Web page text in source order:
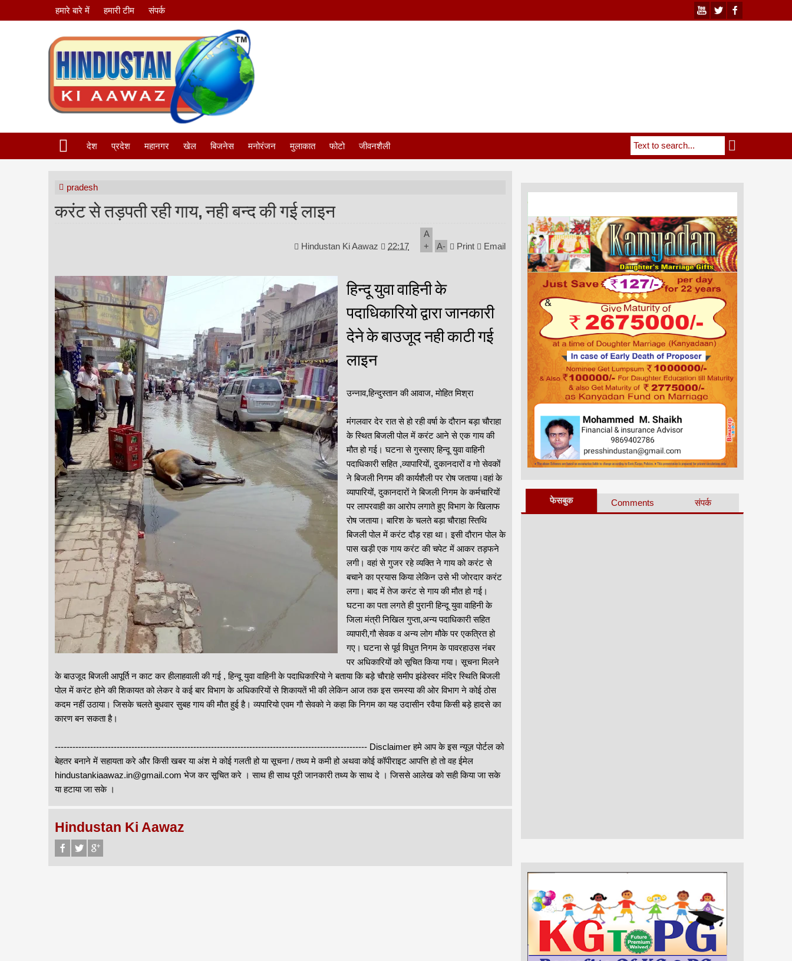
हमारे बारे में हमारी टीम संपर्क
देश प्रदेश महानगर खेल बिजनेस मनोरंजन मुलाकात फोटो जीवनशैली
pradesh
करंट से तड़पती रही गाय, नही बन्द की गई लाइन
Hindustan Ki Aawaz 22:17
A
+
A- Print Email
हिन्दू युवा वाहिनी के
पदाधिकारियो द्वारा जानकारी
देने के बाउजूद नही काटी गई
लाइन
उन्नाव,हिन्दुस्तान की आवाज, मोहित मिश्रा
मंगलवार देर रात से हो रही वर्षा के दौरान बड़ा चौराहा
के स्थित बिजली पोल में करंट आने से एक गाय की
मौत हो गई। घटना से गुस्साए हिन्दू युवा वाहिनी
पदाधिकारी सहित ,व्यापारियों, दुकानदारों व गो सेवकों
ने बिजली निगम की कार्यशैली पर रोष जताया।वहां के
व्यापारियों, दुकानदारों ने बिजली निगम के कर्मचारियों
पर लापरवाही का आरोप लगाते हुए विभाग के खिलाफ
रोष जताया। बारिश के चलते बड़ा चौराहा स्तिथि
बिजली पोल में करंट दौड़ रहा था। इसी दौरान पोल के
पास खड़ी एक गाय करंट की चपेट में आकर तड़फने
लगी। वहां से गुजर रहे व्यक्ति ने गाय को करंट से
बचाने का प्रयास किया लेकिन उसे भी जोरदार करंट
लगा। बाद में तेज करंट से गाय की मौत हो गई।
घटना का पता लगते ही पुरानी हिन्दू युवा वाहिनी के
जिला मंत्री निखिल गुप्ता,अन्य पदाधिकारी सहित
व्यापारी,गौ सेवक व अन्य लोग मौके पर एकत्रित हो
गए। घटना से पूर्व विधुत निगम के पावरहाउस नंबर
पर अधिकारियों को सूचित किया गया। सूचना मिलने
के बाउजूद बिजली आपूर्ति न काट कर हीलाहवाली की गई , हिन्दू युवा वाहिनी के पदाधिकारियो ने बताया कि बड़े चौराहे समीप झंडेस्वर मंदिर स्थिति बिजली
पोल में करंट होने की शिकायत को लेकर वे कई बार विभाग के अधिकारियों से शिकायतें भी की लेकिन आज तक इस समस्या की ओर विभाग ने कोई ठोस
कदम नहीं उठाया। जिसके चलते बुधवार सुबह गाय की मौत हुई है। व्यपारियो एवम गौ सेवको ने कहा कि निगम का यह उदासीन रवैया किसी बड़े हादसे का
कारण बन सकता है।
---------------------------------------------------------------------------------------------------------- Disclaimer हमे आप के इस न्यूज़ पोर्टल को
बेहतर बनाने में सहायता करे और किसी खबर या अंश मे कोई गलती हो या सूचना / तथ्य मे कमी हो अथवा कोई कॉपीराइट आपत्ति हो तो वह ईमेल
hindustankiaawaz.in@gmail.com भेज कर सूचित करे । साथ ही साथ पूरी जानकारी तथ्य के साथ दे । जिससे आलेख को सही किया जा सके
या हटाया जा सके ।
Hindustan Ki Aawaz
फेसबुक Comments संपर्क